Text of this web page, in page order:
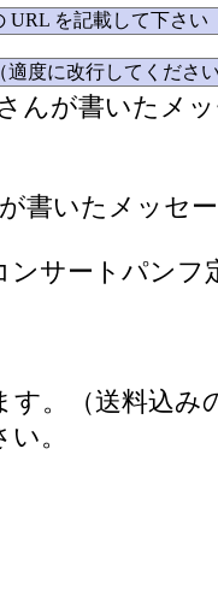
URL を記載して下さい
度に改行してくださ